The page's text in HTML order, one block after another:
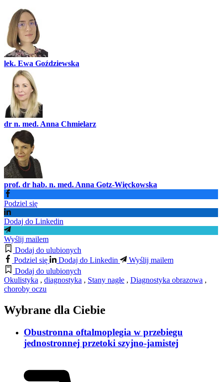
lek. Ewa Goździewska
dr n. med. Anna Chmielarz
prof. dr hab. n. med. Anna Gotz-Więckowska
Podziel się
Dodaj do Linkedin
Wyślij mailem
Dodaj do ulubionych
Podziel się
Dodaj do Linkedin
Wyślij mailem
Dodaj do ulubionych
Okulistyka , diagnostyka , Stany nagłe , Diagnostyka obrazowa ,
choroby oczu
Wybrane dla Ciebie
Obustronna oftalmoplegia w przebiegu
jednostronnej przetoki szyjno-jamistej